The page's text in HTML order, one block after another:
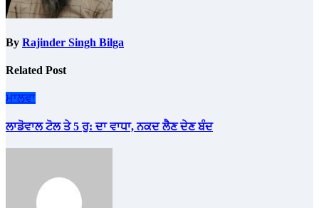
By Rajinder Singh Bilga
Related Post
ਮਾਲਵਾ
ਲਾਡੋਵਾਲ ਟੋਲ ਤੇ 5 ਰੁ: ਦਾ ਵਾਧਾ, ਨਕਦ ਲੈਣ ਦੇਣ ਬੰਦ